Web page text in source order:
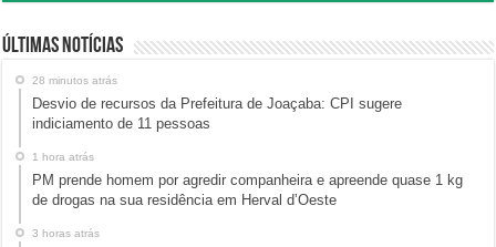
Últimas Notícias
28 minutos atrás
Desvio de recursos da Prefeitura de Joaçaba: CPI sugere
indiciamento de 11 pessoas
1 hora atrás
PM prende homem por agredir companheira e apreende quase 1 kg
de drogas na sua residência em Herval d’Oeste
3 horas atrás